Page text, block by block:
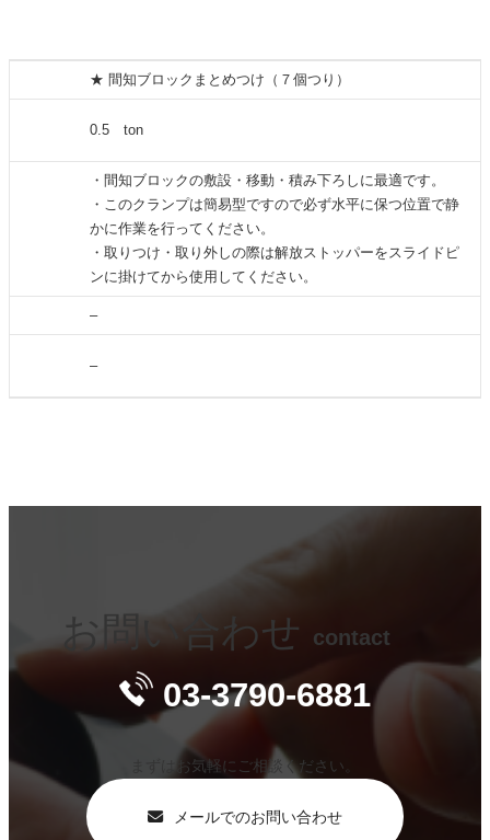
★ 間知ブロックまとめつけ（７個つり）
0.5 ton
・間知ブロックの敷設・移動・積み下ろしに最適です。
・このクランプは簡易型ですので必ず水平に保つ位置で静
かに作業を行ってください。
・取りつけ・取り外しの際は解放ストッパーをスライドピ
ンに掛けてから使用してください。
–
–
お問い合わせ contact
03-3790-6881
まずはお気軽にご相談ください。
メールでのお問い合わせ